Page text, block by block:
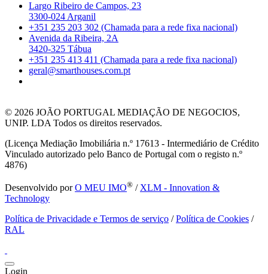
Largo Ribeiro de Campos, 23
3300-024 Arganil
+351 235 203 302 (Chamada para a rede fixa nacional)
Avenida da Ribeira, 2A
3420-325 Tábua
+351 235 413 411 (Chamada para a rede fixa nacional)
geral@smarthouses.com.pt
© 2026 JOÃO PORTUGAL MEDIAÇÃO DE NEGOCIOS,
UNIP. LDA Todos os direitos reservados.
(Licença Mediação Imobiliária n.º 17613 - Intermediário de Crédito
Vinculado autorizado pelo Banco de Portugal com o registo n.º
4876)
Desenvolvido porO MEU IMO® / XLM - Innovation &
Technology
Política de Privacidade e Termos de serviço /Política de Cookies /
RAL
Login